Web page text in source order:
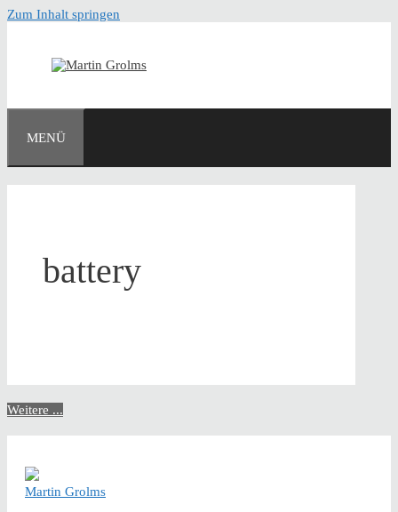
Zum Inhalt springen
MENÜ
battery
Weitere ...
Martin Grolms